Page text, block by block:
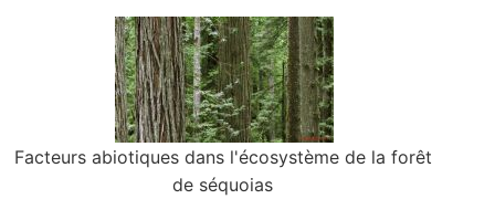
Facteurs abiotiques dans l'écosystème de la forêt
de séquoias